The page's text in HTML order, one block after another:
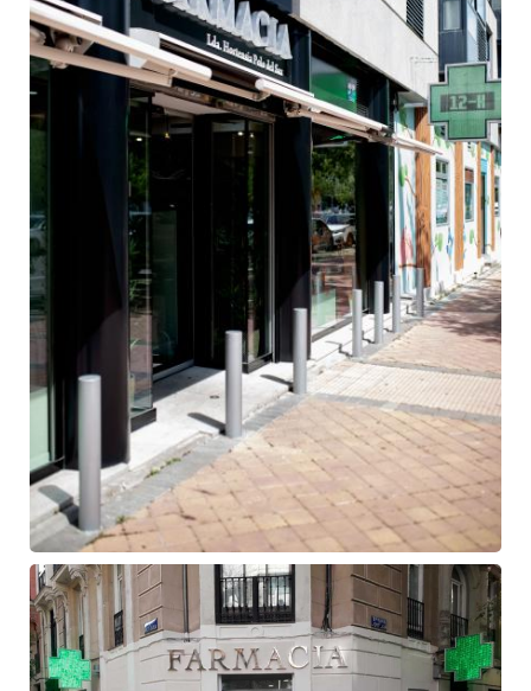
Fachada
de
farmacia